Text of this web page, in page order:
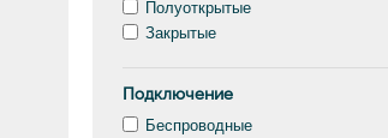
Полуоткрытые
Закрытые
Подключение
Беспроводные